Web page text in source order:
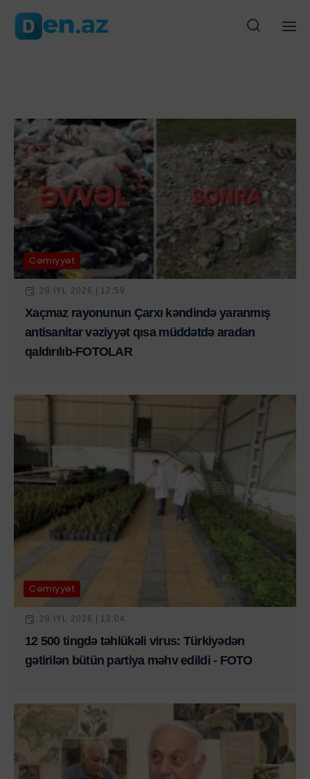
Cəmiyyət
29 IYL 2026 | 12:59
Xaçmaz rayonunun Çarxı kəndində yaranmış
antisanitar vəziyyət qısa müddətdə aradan
qaldırılıb-FOTOLAR
Cəmiyyət
29 IYL 2026 | 12:04
12 500 tingdə təhlükəli virus: Türkiyədən
gətirilən bütün partiya məhv edildi - FOTO